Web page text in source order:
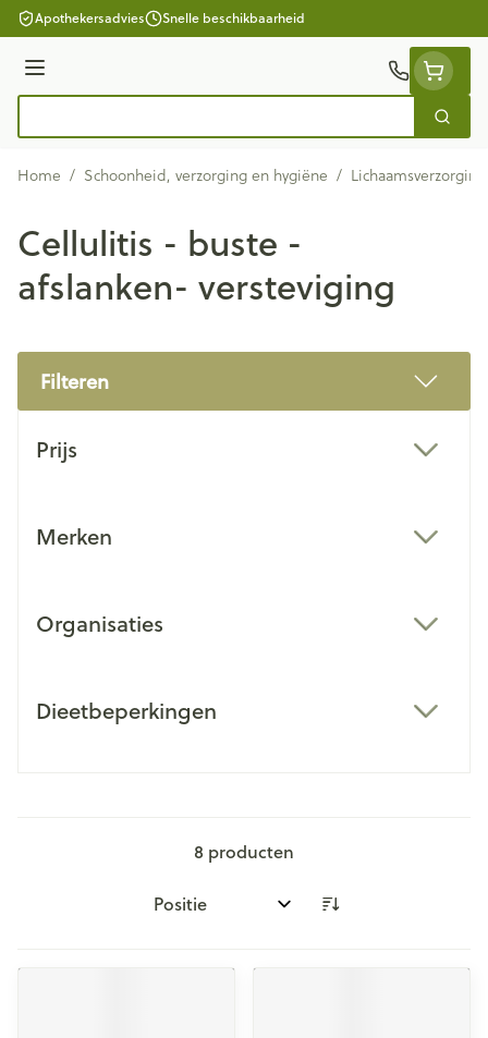
Ga naar de inhoud
Apothekersadvies Snelle beschikbaarheid
Menu
Zoek
Home / Schoonheid, verzorging en hygiëne / Lichaamsverzorging
Cellulitis - buste -
afslanken- versteviging
Filteren
Prijs
Merken
Organisaties
Dieetbeperkingen
8 producten
Sorteer op: